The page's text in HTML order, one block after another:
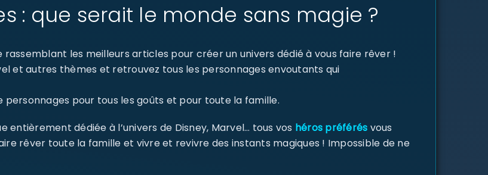
: que serait le monde sans magie ?
les meilleurs articles pour créer un univers dédié à vous faire rêver !
et autres thèmes et retrouvez tous les personnages envoutants qui
pour tous les goûts et pour toute la famille.
dédiée à l’univers de Disney, Marvel… tous vos héros préférés vous
rêver toute la famille et vivre et revivre des instants magiques ! Impossible de ne